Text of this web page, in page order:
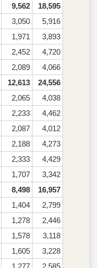
9,562
18,595
3,050
5,916
1,971
3,893
2,452
4,720
2,089
4,066
12,613
24,556
2,065
4,038
2,233
4,462
2,087
4,012
2,188
4,273
2,333
4,429
1,707
3,342
8,498
16,957
1,404
2,799
1,278
2,446
1,578
3,118
1,605
3,228
1,277
2,585